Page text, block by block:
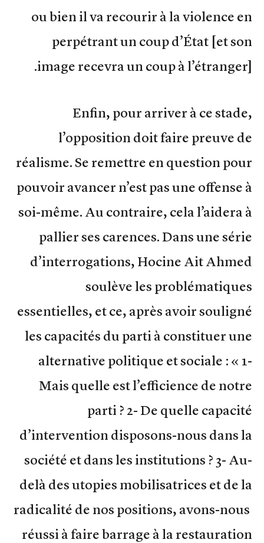
ou bien il va recourir à la violence en
perpétrant un coup d’État [et son
image recevra un coup à l’étranger].
Enfin, pour arriver à ce stade,
l’opposition doit faire preuve de
réalisme. Se remettre en question pour
pouvoir avancer n’est pas une offense à
soi-même. Au contraire, cela l’aidera à
pallier ses carences. Dans une série
d’interrogations, Hocine Ait Ahmed
soulève les problématiques
essentielles, et ce, après avoir souligné
les capacités du parti à constituer une
alternative politique et sociale : « 1-
Mais quelle est l’efficience de notre
parti ? 2- De quelle capacité
d’intervention disposons-nous dans la
société et dans les institutions ? 3- Au-
delà des utopies mobilisatrices et de la
radicalité de nos positions, avons-nous
réussi à faire barrage à la restauration